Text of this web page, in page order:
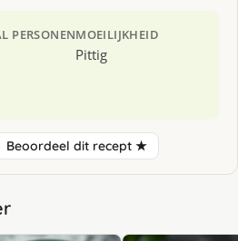
PERSONENMOEILIJKHEID
Pittig
Beoordeel dit recept ★